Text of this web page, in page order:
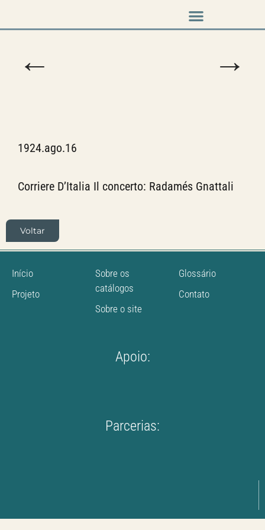
← →
1924.ago.16
Corriere D’Italia Il concerto: Radamés Gnattali
Voltar
Início
Projeto
Sobre os
catálogos
Sobre o site
Glossário
Contato
Apoio:
Parcerias: